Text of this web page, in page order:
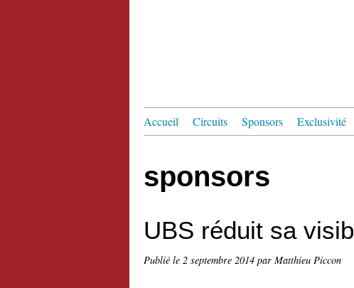
Accueil Circuits Sponsors Exclusivité
sponsors
UBS réduit sa
Publié le 2 septembre 2014 par Matthieu Piccon